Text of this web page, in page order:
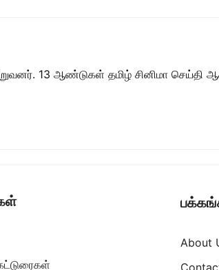
13 ஆண்டுகள் தமிழ் சினிமா செய்தி
கட்டுரைகள்
About